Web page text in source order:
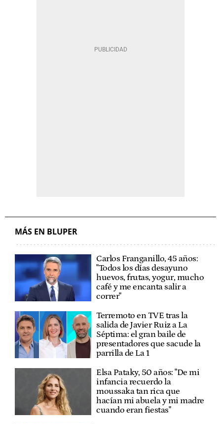
MÁS EN BLUPER
Carlos Franganillo, 45 años:
"Todos los días desayuno
huevos, frutas, yogur, mucho
café y me encanta salir a
correr"
Terremoto en TVE tras la
salida de Javier Ruiz a La
Séptima: el gran baile de
presentadores que sacude la
parrilla de La 1
Elsa Pataky, 50 años: "De mi
infancia recuerdo la
moussaka tan rica que
hacían mi abuela y mi madre
cuando eran fiestas"